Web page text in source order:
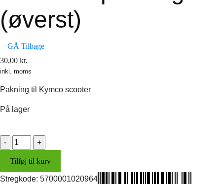
(øverst)
GÅ Tilbage
30,00 kr.
inkl. moms
Pakning til Kymco scooter
På lager
Membranpakning
(øverst)
antal
Tilføj til kurv
Stregkode: 5700001020964